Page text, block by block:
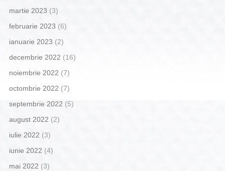
martie 2023 (3)
februarie 2023 (6)
ianuarie 2023 (2)
decembrie 2022 (16)
noiembrie 2022 (7)
octombrie 2022 (7)
septembrie 2022 (5)
august 2022 (2)
iulie 2022 (3)
iunie 2022 (4)
mai 2022 (3)